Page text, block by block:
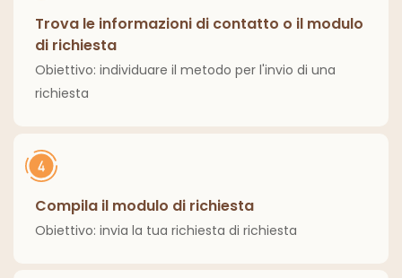
Trova le informazioni di contatto o il modulo
di richiesta
Obiettivo: individuare il metodo per l'invio di una
richiesta
Compila il modulo di richiesta
Obiettivo: invia la tua richiesta di richiesta